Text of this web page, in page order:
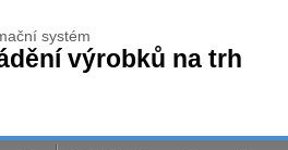
systém
výrobků na trh